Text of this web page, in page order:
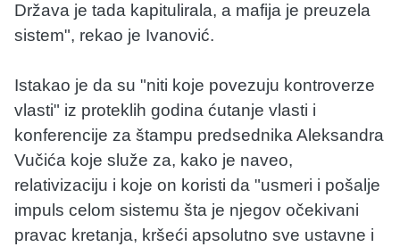
Država je tada kapitulirala, a mafija je preuzela
sistem", rekao je Ivanović.
Istakao je da su "niti koje povezuju kontroverze
vlasti" iz proteklih godina ćutanje vlasti i
konferencije za štampu predsednika Aleksandra
Vučića koje služe za, kako je naveo,
relativizaciju i koje on koristi da "usmeri i pošalje
impuls celom sistemu šta je njegov očekivani
pravac kretanja, kršeći apsolutno sve ustavne i